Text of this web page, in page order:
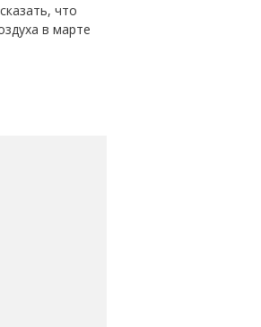
что
в марте